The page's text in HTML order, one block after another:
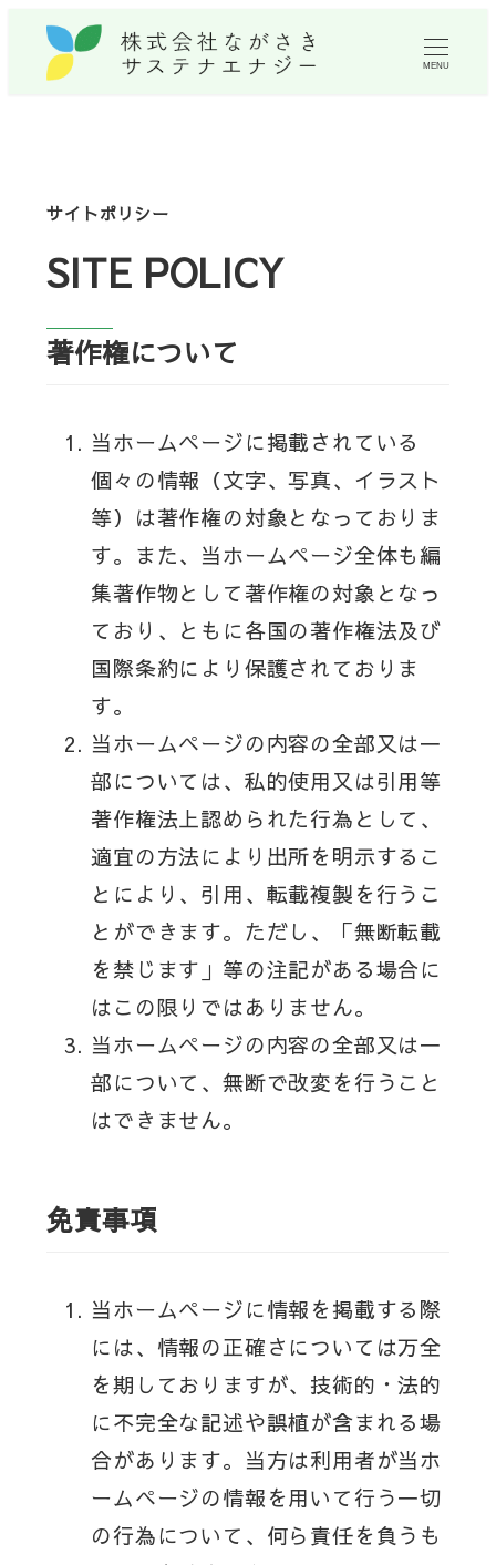
MENU
サイトポリシー
SITE POLICY
著作権について
当ホームページに掲載されている
個々の情報（文字、写真、イラスト
等）は著作権の対象となっておりま
す。また、当ホームページ全体も編
集著作物として著作権の対象となっ
ており、ともに各国の著作権法及び
国際条約により保護されておりま
す。
当ホームページの内容の全部又は一
部については、私的使用又は引用等
著作権法上認められた行為として、
適宜の方法により出所を明示するこ
とにより、引用、転載複製を行うこ
とができます。ただし、「無断転載
を禁じます」等の注記がある場合に
はこの限りではありません。
当ホームページの内容の全部又は一
部について、無断で改変を行うこと
はできません。
免責事項
当ホームページに情報を掲載する際
には、情報の正確さについては万全
を期しておりますが、技術的・法的
に不完全な記述や誤植が含まれる場
合があります。当方は利用者が当ホ
ームページの情報を用いて行う一切
の行為について、何ら責任を負うも